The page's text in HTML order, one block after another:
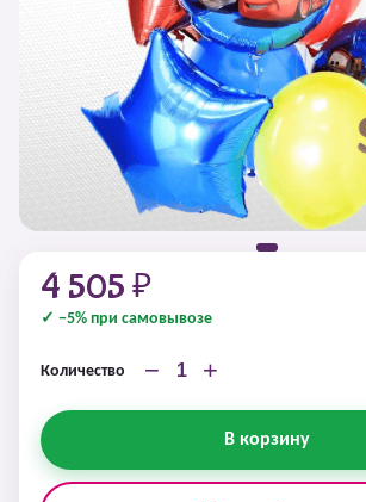
4 505 ₽
✓ −5% при самовывозе
Количество − +
В корзину